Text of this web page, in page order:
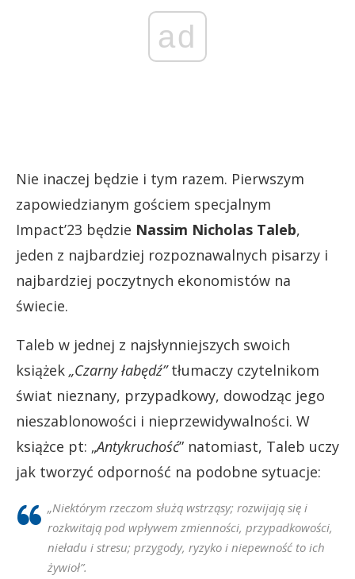
ad
Nie inaczej będzie i tym razem. Pierwszym
zapowiedzianym gościem specjalnym
Impact’23 będzie Nassim Nicholas Taleb,
jeden z najbardziej rozpoznawalnych pisarzy i
najbardziej poczytnych ekonomistów na
świecie.
Taleb w jednej z najsłynniejszych swoich
książek „Czarny łabędź”tłumaczy czytelnikom
świat nieznany, przypadkowy, dowodząc jego
nieszablonowości i nieprzewidywalności. W
książce pt: „Antykruchość” natomiast, Taleb uczy
jak tworzyć odporność na podobne sytuacje:
„Niektórym rzeczom służą wstrząsy; rozwijają się i
rozkwitają pod wpływem zmienności, przypadkowości,
nieładu i stresu; przygody, ryzyko i niepewność to ich
żywioł”.